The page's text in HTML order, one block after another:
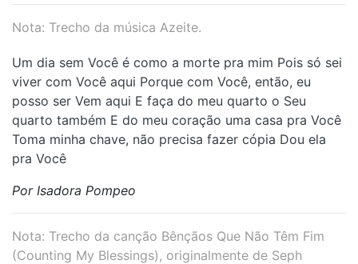
Nota: Trecho da música Azeite.
Um dia sem Você é como a morte pra mim Pois só sei
viver com Você aqui Porque com Você, então, eu
posso ser Vem aqui E faça do meu quarto o Seu
quarto também E do meu coração uma casa pra Você
Toma minha chave, não precisa fazer cópia Dou ela
pra Você
Por Isadora Pompeo
Nota: Trecho da canção Bênçãos Que Não Têm Fim
(Counting My Blessings), originalmente de Seph